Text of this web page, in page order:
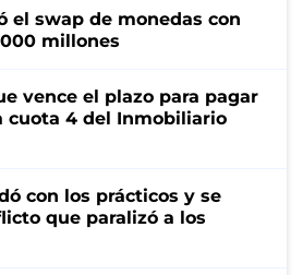
el swap de monedas con
millones
vence el plazo para pagar
cuota 4 del Inmobiliario
con los prácticos y se
que paralizó a los